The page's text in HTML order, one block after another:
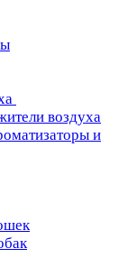
воздуха
и